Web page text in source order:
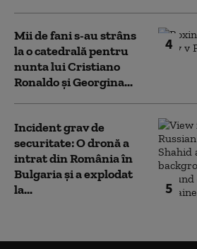
4
Mii de fani s-au strâns
la o catedrală pentru
nunta lui Cristiano
Ronaldo şi Georgina...
5
Incident grav de
securitate: O dronă a
intrat din România în
Bulgaria şi a explodat
la...